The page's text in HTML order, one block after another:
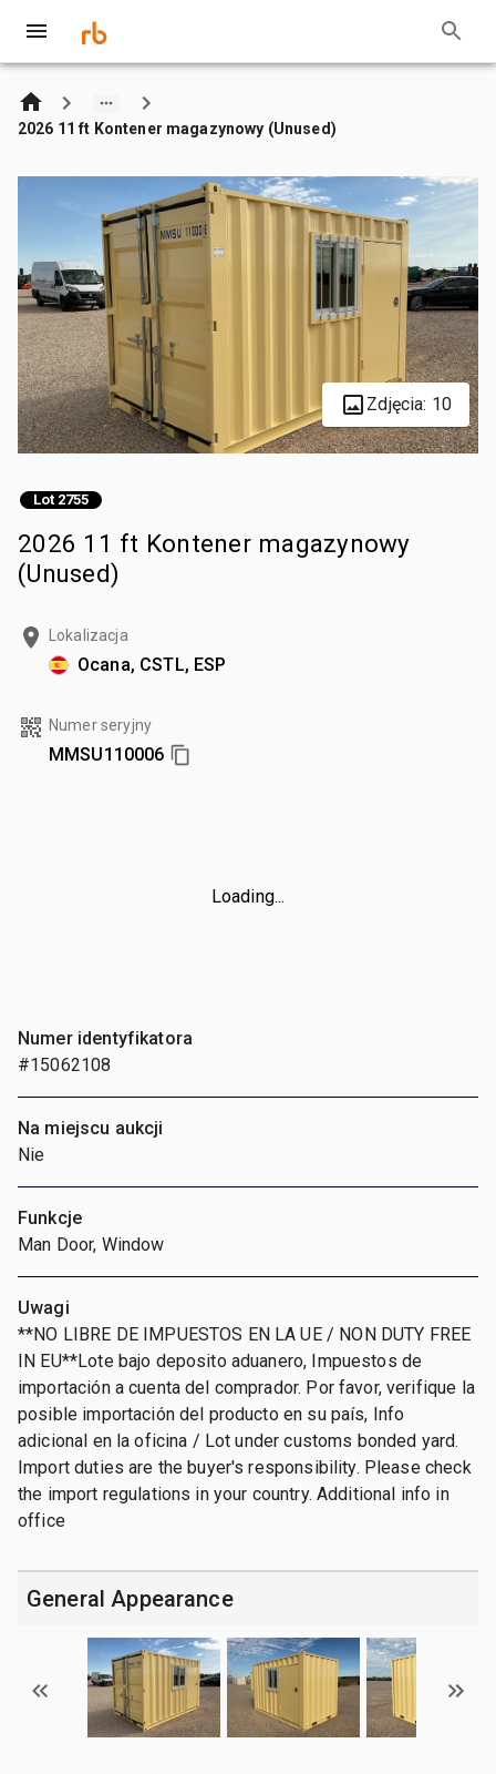
2026 11 ft Kontener magazynowy (Unused)
Zdjęcia: 10
Lot 2755
2026 11 ft Kontener magazynowy
(Unused)
Lokalizacja
Ocana, CSTL, ESP
Numer seryjny
MMSU110006
Loading...
Numer identyfikatora
#15062108
Na miejscu aukcji
Nie
Funkcje
Man Door, Window
Uwagi
**NO LIBRE DE IMPUESTOS EN LA UE / NON DUTY FREE
IN EU**Lote bajo deposito aduanero, Impuestos de
importación a cuenta del comprador. Por favor, verifique la
posible importación del producto en su país, Info
adicional en la oficina / Lot under customs bonded yard.
Import duties are the buyer's responsibility. Please check
the import regulations in your country. Additional info in
office
General Appearance